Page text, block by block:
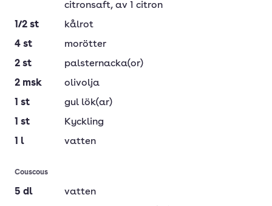
citronsaft, av 1 citron
1/2 st
kålrot
4 st
morötter
2 st
palsternacka(or)
2 msk
olivolja
1 st
gul lök(ar)
1 st
Kyckling
1 l vatten
Couscous
5 dl
vatten